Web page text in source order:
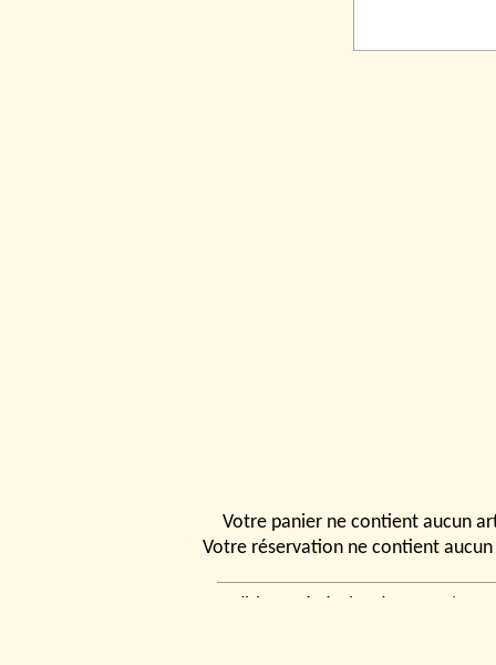
Votre panier ne contient aucun
Votre réservation ne contient